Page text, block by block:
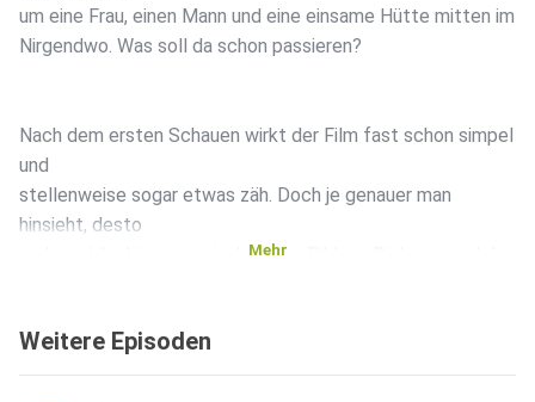
um eine Frau, einen Mann und eine einsame Hütte mitten im
Nirgendwo. Was soll da schon passieren?
Nach dem ersten Schauen wirkt der Film fast schon simpel
und
stellenweise sogar etwas zäh. Doch je genauer man
hinsieht, desto
mehr entdeckt man zwischen den Bildern, Dialogen und der
Mehr
Weitere Episoden